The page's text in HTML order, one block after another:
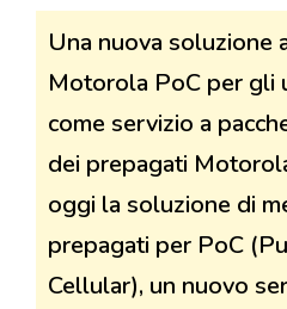
Una nuova soluzione
Motorola PoC per gli
come servizio a
dei prepagati
oggi la soluzione di
prepagati per PoC
Cellular), un nuovo